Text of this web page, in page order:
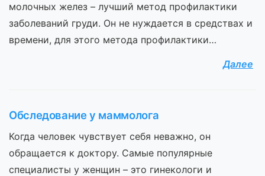
молочных желез – лучший метод профилактики
заболеваний груди. Он не нуждается в средствах и
времени, для этого метода профилактики…
Далее
Обследование у маммолога
Когда человек чувствует себя неважно, он
обращается к доктору. Самые популярные
специалисты у женщин – это гинекологи и